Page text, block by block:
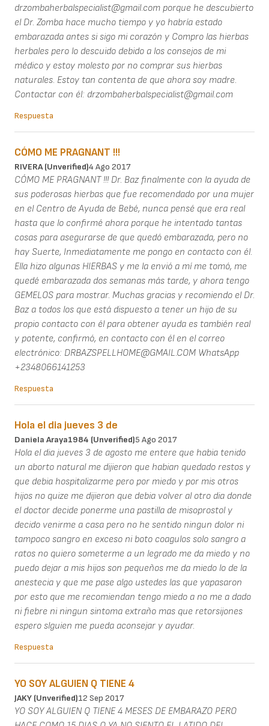
drzombaherbalspecialist@gmail.com porque he descubierto
el Dr. Zomba hace mucho tiempo y yo habría estado
embarazada antes si sigo mi corazón y Compro las hierbas
herbales pero lo descuido debido a los consejos de mi
médico y estoy molesto por no comprar sus hierbas
naturales. Estoy tan contenta de que ahora soy madre.
Contactar con él: drzombaherbalspecialist@gmail.com
Respuesta
CÓMO ME PRAGNANT !!!
RIVERA (unverified)4 Ago 2017
CÓMO ME PRAGNANT !!! Dr. Baz finalmente con la ayuda de
sus poderosas hierbas que fue recomendado por una mujer
en el Centro de Ayuda de Bebé, nunca pensé que era real
hasta que lo confirmé ahora porque he intentado tantas
cosas para asegurarse de que quedó embarazada, pero no
hay Suerte, Inmediatamente me pongo en contacto con él.
Ella hizo algunas HIERBAS y me la envió a mí me tomó, me
quedé embarazada dos semanas más tarde, y ahora tengo
GEMELOS para mostrar. Muchas gracias y recomiendo el Dr.
Baz a todos los que está dispuesto a tener un hijo de su
propio contacto con él para obtener ayuda es también real
y potente, confirmó, en contacto con él en el correo
electrónico: DRBAZSPELLHOME@GMAIL.COM WhatsApp
+2348066141253
Respuesta
Hola el dia jueves 3 de
Daniela Araya1984 (unverified)5 Ago 2017
Hola el dia jueves 3 de agosto me entere que habia tenido
un aborto natural me dijieron que habian quedado restos y
que debia hospitalizarme pero por miedo y por mis otros
hijos no quize me dijieron que debia volver al otro dia donde
el doctor decide ponerme una pastilla de misoprostol y
decido venirme a casa pero no he sentido ningun dolor ni
tampoco sangro en exceso ni boto coagulos solo sangro a
ratos no quiero someterme a un legrado me da miedo y no
puedo dejar a mis hijos son pequeños me da miedo lo de la
anestecia y que me pase algo ustedes las que yapasaron
por esto que me recomiendan tengo miedo a no me a dado
ni fiebre ni ningun sintoma extraño mas que retorsijones
espero slguien me pueda aconsejar y ayudar.
Respuesta
YO SOY ALGUIEN Q TIENE 4
JAKY (unverified)12 Sep 2017
YO SOY ALGUIEN Q TIENE 4 MESES DE EMBARAZO PERO